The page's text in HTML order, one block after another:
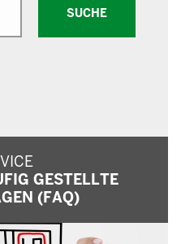
SUCHE
GESTELLTE
(FAQ)